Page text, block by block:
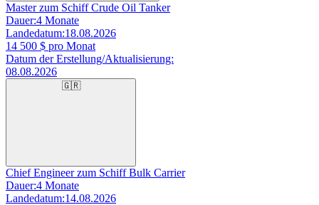
Master zum Schiff Crude Oil Tanker
Dauer:4 Monate
Landedatum:18.08.2026
14 500 $ pro Monat
Datum der Erstellung/Aktualisierung:
08.08.2026
🇬🇷
Chief Engineer zum Schiff Bulk Carrier
Dauer:4 Monate
Landedatum:14.08.2026